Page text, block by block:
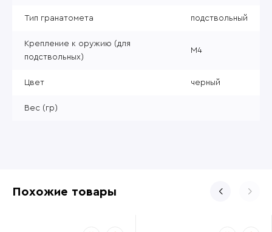
Тип гранатомета подствольный
Крепление к оружию (для
подствольных)
М4
Цвет черный
Вес (гр)
Похожие товары